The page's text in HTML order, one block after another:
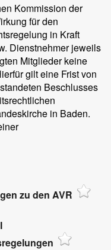
Kommission der
für den
in Kraft
Dienstnehmer jeweils
Mitglieder keine
gilt eine Frist von
Beschlusses
in Baden.
zu den AVR